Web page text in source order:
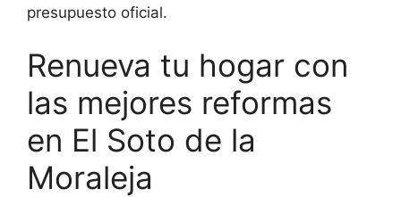
presupuesto oficial.
Renueva tu hogar con
las mejores reformas
en El Soto de la
Moraleja